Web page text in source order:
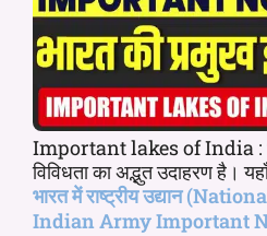
Important lakes of India :
विविधता का अद्भुत उदाहरण है।
भारत में राष्ट्रीय उद्यान
Indian Army Important